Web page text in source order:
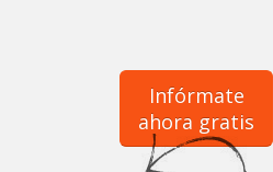
Infórmate
ahora gratis